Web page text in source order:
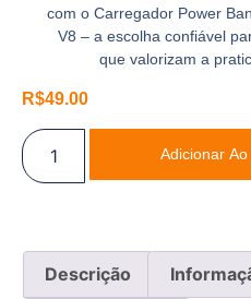
com o Carregador Power
V8 – a escolha confiável
que valorizam a
R$49.00
Adicionar
Descrição